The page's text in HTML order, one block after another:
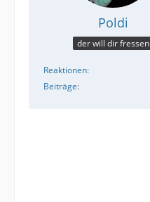
Poldi
der will dir fressen
Reaktionen
Beiträge